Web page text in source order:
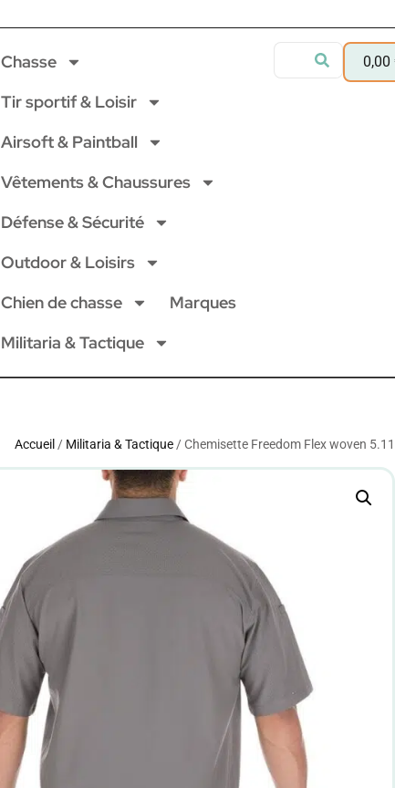
Chasse
Tir sportif & Loisir
Airsoft & Paintball
Vêtements & Chaussures
Défense & Sécurité
Outdoor & Loisirs
Chien de chasse
Marques
Militaria & Tactique
0,00
Accueil / Militaria & Tactique / Chemisette Freedom Flex woven 5.11